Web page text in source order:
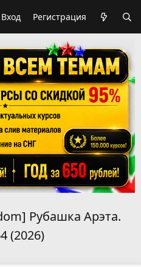
Вход Регистрация
Рубашка Арэта.
(2026)